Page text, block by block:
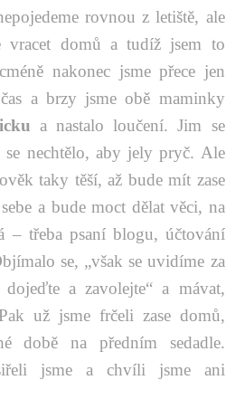
rovnou z letiště, ale
vracet domů a tudíž jsem to
nakonec jsme přece jen
a brzy jsme obě maminky
a nastalo loučení. Jim se
se nechtělo, aby jely pryč. Ale
taky těší, až bude mít zase
a bude moct dělat věci, na
– třeba psaní blogu, účtování
se, „však se uvidíme za
dojeďte a zavolejte“ a mávat,
už jsme frčeli zase domů,
době na předním sedadle.
jsme a chvíli jsme ani